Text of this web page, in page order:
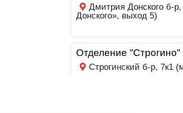
Дмитрия Донского б-
Донского», выход 5)
Отделение "Строгино"
Строгинский б-р, 7к1